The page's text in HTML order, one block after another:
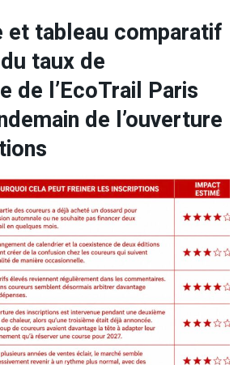
et tableau comparatif
taux de
de l’EcoTrail Paris
de l’ouverture